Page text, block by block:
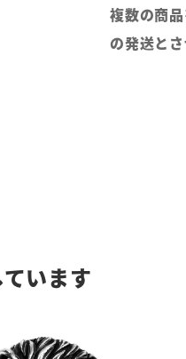
複数の商
の発送とさ
います